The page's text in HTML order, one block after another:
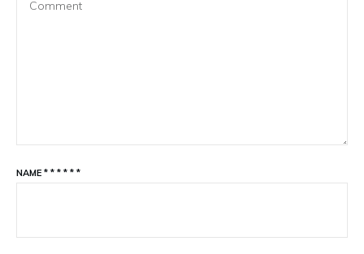
NAME * * * * * *